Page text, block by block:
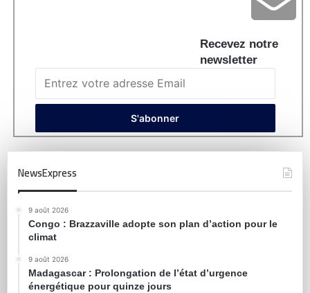
Recevez notre
newsletter
NewsExpress
9 août 2026
Congo : Brazzaville adopte son plan d’action pour le
climat
9 août 2026
Madagascar : Prolongation de l’état d’urgence
énergétique pour quinze jours